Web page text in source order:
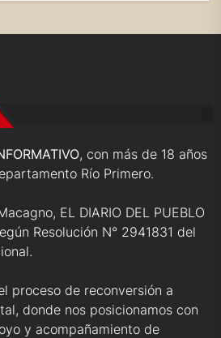
, con más de 18 años
Río Primero.
EL DIARIO DEL PUEBLO
Resolución N° 2941831 del
proceso de reconversión a
donde nos posicionamos con
y acompañamiento de